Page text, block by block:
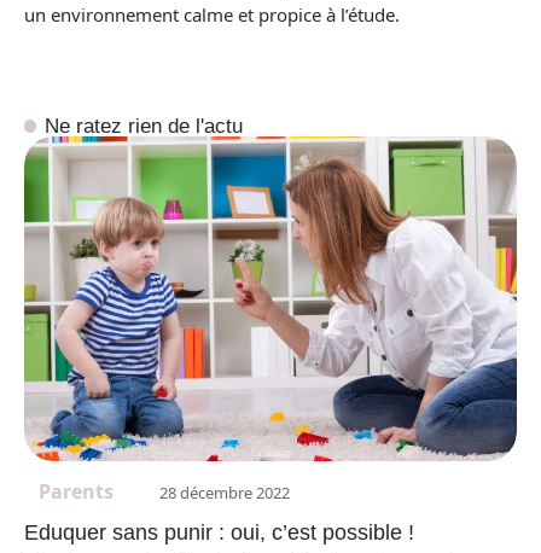
un environnement calme et propice à l’étude.
Ne ratez rien de l'actu
Parents 28 décembre 2022
Eduquer sans punir : oui, c’est possible !